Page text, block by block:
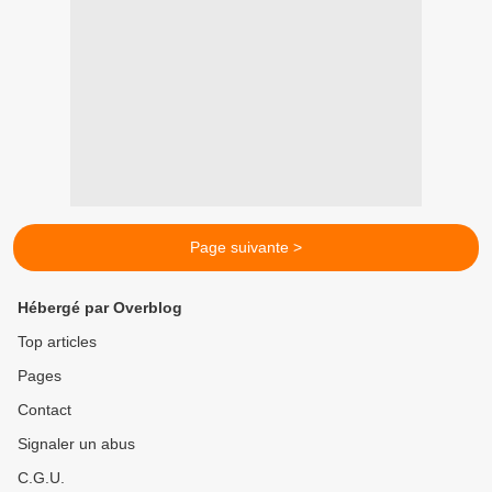
Page suivante >
Hébergé par Overblog
Top articles
Pages
Contact
Signaler un abus
C.G.U.